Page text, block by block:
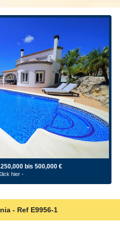
bis 500,000 €
hier -
- Ref E9956-1